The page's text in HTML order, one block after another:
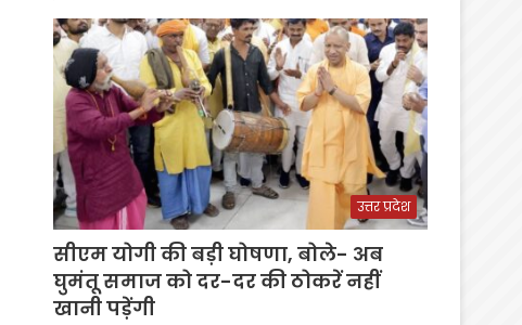
उत्तर प्रदेश
सीएम योगी की बड़ी घोषणा, बोले- अब
घुमंतू समाज को दर-दर की ठोकरें नहीं
खानी पड़ेंगी